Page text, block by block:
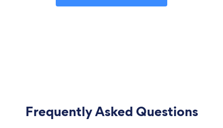
Frequently Asked Questions